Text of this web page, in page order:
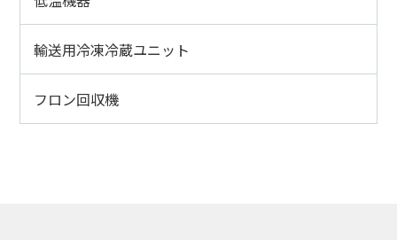
輸送用冷凍冷蔵ユニット
フロン回収機